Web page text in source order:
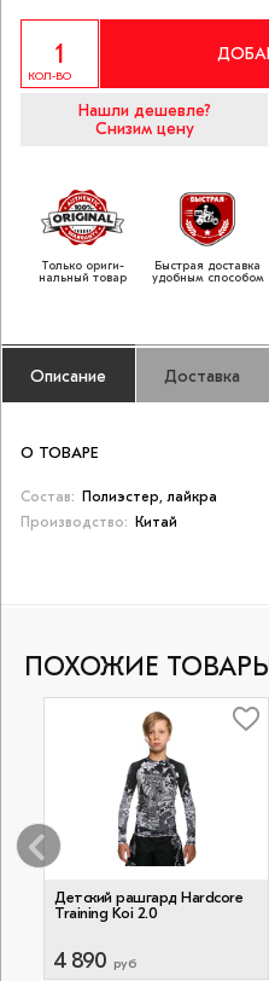
КОЛ-ВО
Нашли дешевле?
Снизим цену
Только ориги­
нальный товар
Быстрая доставка
удобным способом
Описание Доставка
О ТОВАРЕ
Состав:
Полиэстер, лайкра
Производство:
Китай
ПОХОЖИЕ
Детский рашгард Hardcore
Training Koi 2.0
4 890 руб